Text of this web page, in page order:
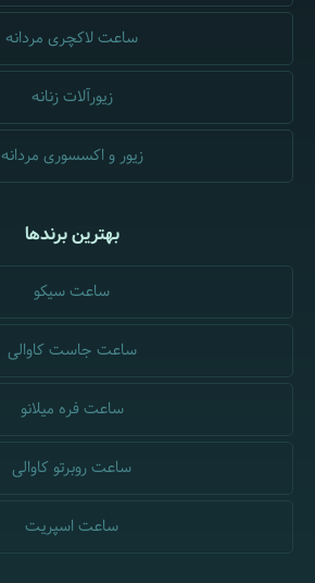
ساعت لاکچری مردانه
زیورآلات زنانه
زیور و اکسسوری مردانه
بهترین برندها
ساعت سیکو
ساعت جاست کاوالی
ساعت فره میلانو
ساعت روبرتو کاوالی
ساعت اسپریت